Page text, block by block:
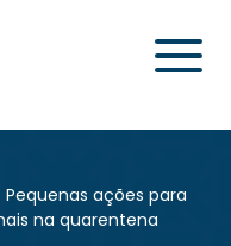
Pequenas ações para
na quarentena